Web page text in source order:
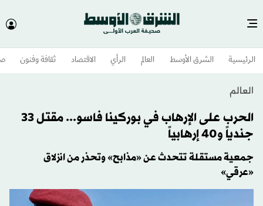
الرئيسية الشرق الأوسط​ العالم الرأي الاقتصاد ثقافة وفنون
العالم
الحرب على الإرهاب في بوركينا فاسو... مقتل 33
جندياً و40 إرهابياً
جمعية مستقلة تتحدث عن «مذابح» وتحذر من انزلاق
«عرقي»